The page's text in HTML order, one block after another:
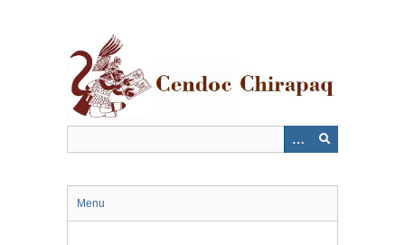
Menu